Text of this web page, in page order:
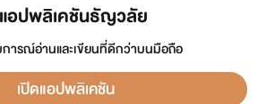
อปพลิเคชันธัญวลัย
การณ์อ่านและเขียนที่ดีกว่าบนมือถือ
เปิดแอปพลิเคชัน